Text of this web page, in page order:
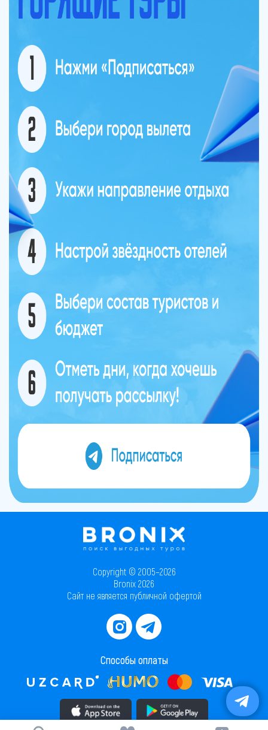
Copyright © 2005–2026
Bronix 2026
Сайт не является публичной офертой
Способы оплаты
Скачать приложение в AppStore Скачать приложение в PlayMarket